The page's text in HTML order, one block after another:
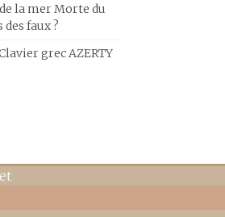
la mer Morte du
faux ?
grec AZERTY